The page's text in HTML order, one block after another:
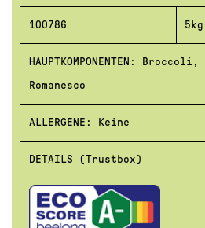
100786
HAUPTKOMPONENTEN:
Romanesco
ALLERGENE: Keine
DETAILS (Trustbox)